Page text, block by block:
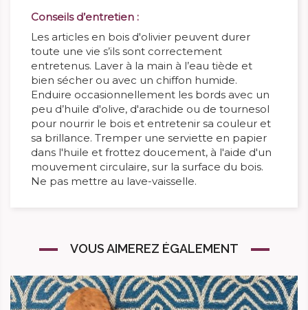
Conseils d’entretien :
Les articles en bois d'olivier peuvent durer
toute une vie s’ils sont correctement
entretenus. Laver à la main à l’eau tiède et
bien sécher ou avec un chiffon humide.
Enduire occasionnellement les bords avec un
peu d’huile d'olive, d'arachide ou de tournesol
pour nourrir le bois et entretenir sa couleur et
sa brillance. Tremper une serviette en papier
dans l'huile et frottez doucement, à l'aide d'un
mouvement circulaire, sur la surface du bois.
Ne pas mettre au lave-vaisselle.
VOUS AIMEREZ ÉGALEMENT